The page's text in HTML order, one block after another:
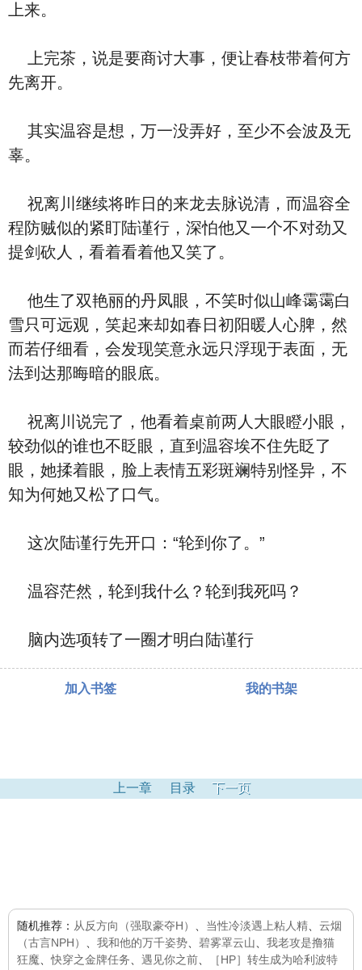
上来。
上完茶，说是要商讨大事，便让春枝带着何方
先离开。
其实温容是想，万一没弄好，至少不会波及无
辜。
祝离川继续将昨日的来龙去脉说清，而温容全
程防贼似的紧盯陆谨行，深怕他又一个不对劲又
提剑砍人，看着看着他又笑了。
他生了双艳丽的丹凤眼，不笑时似山峰霭霭白
雪只可远观，笑起来却如春日初阳暖人心脾，然
而若仔细看，会发现笑意永远只浮现于表面，无
法到达那晦暗的眼底。
祝离川说完了，他看着桌前两人大眼瞪小眼，
较劲似的谁也不眨眼，直到温容埃不住先眨了
眼，她揉着眼，脸上表情五彩斑斓特别怪异，不
知为何她又松了口气。
这次陆谨行先开口：“轮到你了。”
温容茫然，轮到我什么？轮到我死吗？
脑内选项转了一圈才明白陆谨行
加入书签 我的书架
上一章 目录 下一页
随机推荐： 从反方向（强取豪夺H） 当性冷淡遇上粘人精
云烟
（古言NPH）
我和他的万千姿势 碧雾罩云山
我老攻是撸猫
狂魔 、快穿之金牌任务 遇见你之前 ［HP］转生成为哈利波特